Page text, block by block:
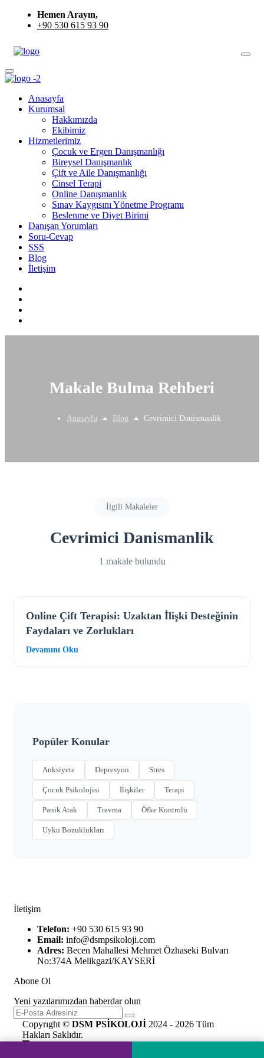
Hemen Arayın,
+90 530 615 93 90
Anasayfa
Kurumsal
Hakkımızda
Ekibimiz
Hizmetlerimiz
Çocuk ve Ergen Danışmanlığı
Bireysel Danışmanlık
Çift ve Aile Danışmanlığı
Cinsel Terapi
Online Danışmanlık
Sınav Kaygısını Yönetme Programı
Beslenme ve Diyet Birimi
Danışan Yorumları
Soru-Cevap
SSS
Blog
İletişim
Makale Bulma Rehberi
Anasayfa Blog Cevrimici Danismanlik
İlgili Makaleler
Cevrimici Danismanlik
1 makale bulundu
Online Çift Terapisi: Uzaktan İlişki Desteğinin
Faydaları ve Zorlukları
Devamını Oku
Popüler Konular
Anksiyete Depresyon Stres
Çocuk Psikolojisi İlişkiler Terapi
Panik Atak Travma Öfke Kontrolü
Uyku Bozuklukları
İletişim
Telefon: +90 530 615 93 90
Email: info@dsmpsikoloji.com
Adres: Becen Mahallesi Mehmet Özhaseki Bulvarı
No:374A Melikgazi/KAYSERİ
Abone Ol
Yeni yazılarımızdan haberdar olun
Copyrıght © DSM PSİKOLOJİ 2024 - 2026 Tüm
Hakları Saklıdır.